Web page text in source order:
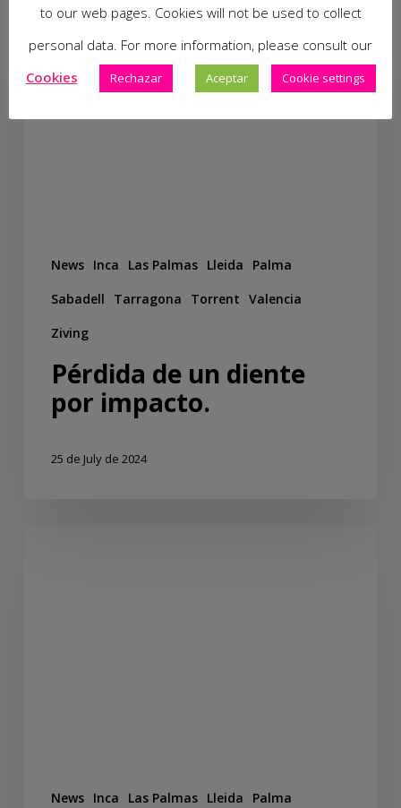
News Inca Las Palmas Lleida
Palma
Sabadell
Tarragona Torrent Valencia
Ziving
Pérdida de un diente
por impacto.
25 de July de 2024
News Inca Las Palmas Lleida
Palma
to our web pages. Cookies will not be used to collect
personal data. For more information, please consult our
Cookies
Rechazar Aceptar Cookie settings